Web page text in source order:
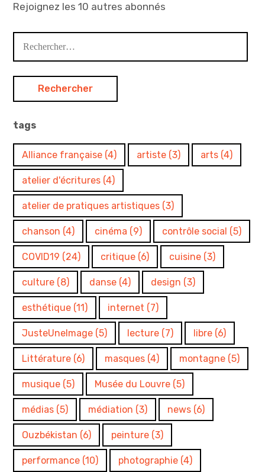
Rejoignez les 10 autres abonnés
tags
Alliance française (4) artiste (3) arts (4)
atelier d'écritures (4)
atelier de pratiques artistiques (3)
chanson (4) cinéma (9) contrôle social (5)
COVID19 (24) critique (6) cuisine (3)
culture (8) danse (4) design (3)
esthétique (11) internet (7)
JusteUneImage (5) lecture (7) libre (6)
Littérature (6) masques (4) montagne (5)
musique (5) Musée du Louvre (5)
médias (5) médiation (3) news (6)
Ouzbékistan (6) peinture (3)
performance (10) photographie (4)